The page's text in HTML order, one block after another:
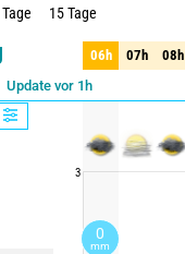
15 Tage
Update vor 1h
Update in 2h
3
06h 07h 08h
06h 07h 08h
0
mm